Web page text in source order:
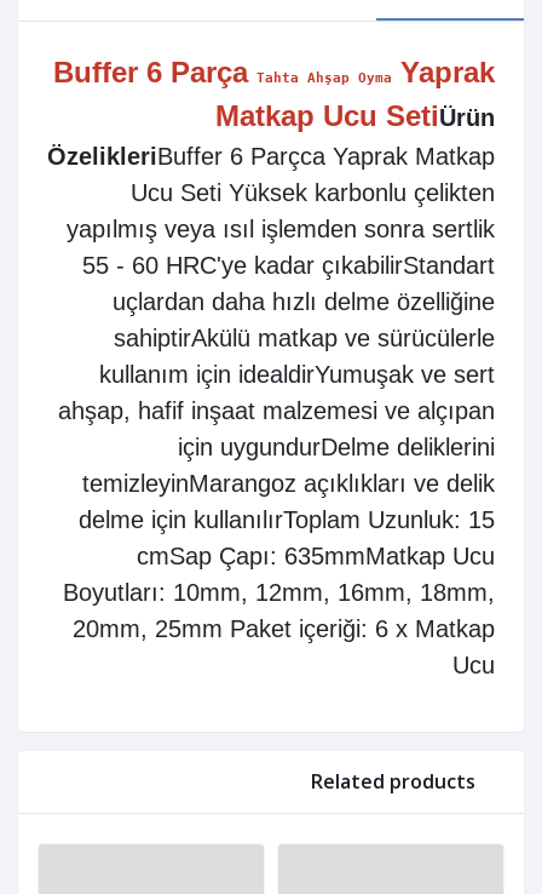
Buffer 6 Parça Tahta Ahşap Oyma Yaprak
Matkap Ucu SetiÜrün
ÖzelikleriBuffer 6 Parçca Yaprak Matkap
Ucu Seti Yüksek karbonlu çelikten
yapılmış veya ısıl işlemden sonra sertlik
55 - 60 HRC'ye kadar çıkabilirStandart
uçlardan daha hızlı delme özelliğine
sahiptirAkülü matkap ve sürücülerle
kullanım için idealdirYumuşak ve sert
ahşap, hafif inşaat malzemesi ve alçıpan
için uygundurDelme deliklerini
temizleyinMarangoz açıklıkları ve delik
delme için kullanılırToplam Uzunluk: 15
cmSap Çapı: 635mmMatkap Ucu
Boyutları: 10mm, 12mm, 16mm, 18mm,
20mm, 25mm Paket içeriği: 6 x Matkap
Ucu
Related products